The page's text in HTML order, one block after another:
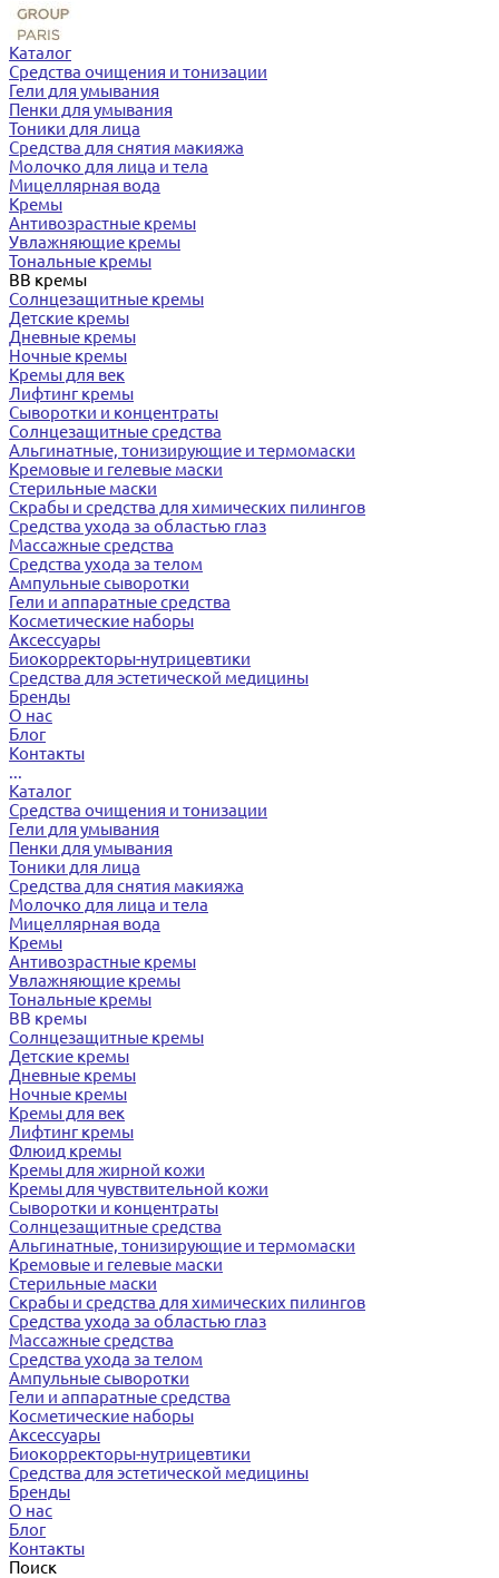
Каталог
Средства очищения и тонизации
Гели для умывания
Пенки для умывания
Тоники для лица
Средства для снятия макияжа
Молочко для лица и тела
Мицеллярная вода
Кремы
Антивозрастные кремы
Увлажняющие кремы
Тональные кремы
BB кремы
Солнцезащитные кремы
Детские кремы
Дневные кремы
Ночные кремы
Кремы для век
Лифтинг кремы
Сыворотки и концентраты
Солнцезащитные средства
Альгинатные, тонизирующие и термомаски
Кремовые и гелевые маски
Стерильные маски
Скрабы и средства для химических пилингов
Средства ухода за областью глаз
Массажные средства
Средства ухода за телом
Ампульные сыворотки
Гели и аппаратные средства
Косметические наборы
Аксессуары
Биокорректоры-нутрицевтики
Средства для эстетической медицины
Бренды
О нас
Блог
Контакты
...
Каталог
Средства очищения и тонизации
Гели для умывания
Пенки для умывания
Тоники для лица
Средства для снятия макияжа
Молочко для лица и тела
Мицеллярная вода
Кремы
Антивозрастные кремы
Увлажняющие кремы
Тональные кремы
BB кремы
Солнцезащитные кремы
Детские кремы
Дневные кремы
Ночные кремы
Кремы для век
Лифтинг кремы
Флюид кремы
Кремы для жирной кожи
Кремы для чувствительной кожи
Сыворотки и концентраты
Солнцезащитные средства
Альгинатные, тонизирующие и термомаски
Кремовые и гелевые маски
Стерильные маски
Скрабы и средства для химических пилингов
Средства ухода за областью глаз
Массажные средства
Средства ухода за телом
Ампульные сыворотки
Гели и аппаратные средства
Косметические наборы
Аксессуары
Биокорректоры-нутрицевтики
Средства для эстетической медицины
Бренды
О нас
Блог
Контакты
Поиск